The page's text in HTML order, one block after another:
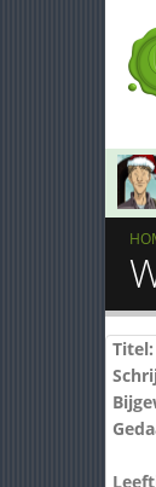
Titel: